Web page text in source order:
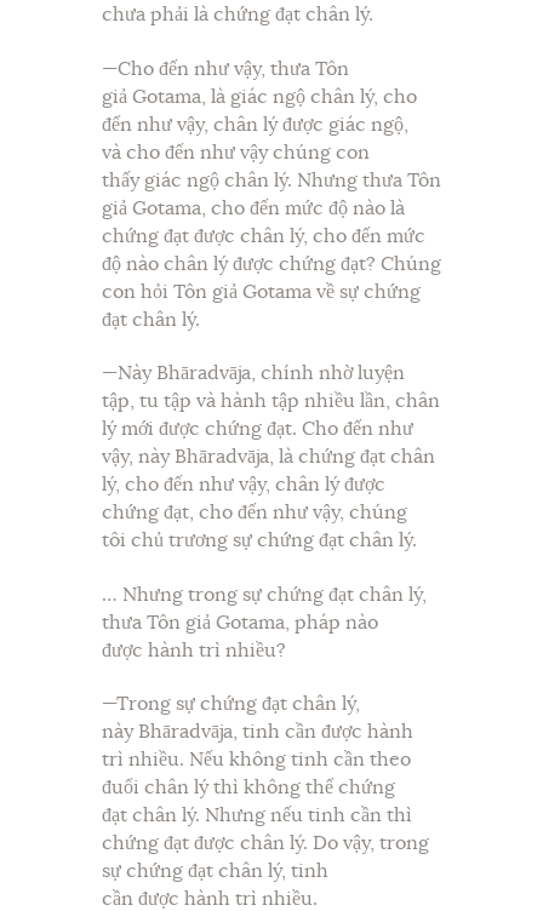
chưa phải là chứng đạt chân lý.
—Cho đến như vậy, thưa Tôn
giả Gotama, là giác ngộ chân lý, cho
đến như vậy, chân lý được giác ngộ,
và cho đến như vậy chúng con
thấy giác ngộ chân lý. Nhưng thưa Tôn
giả Gotama, cho đến mức độ nào là
chứng đạt được chân lý, cho đến mức
độ nào chân lý được chứng đạt? Chúng
con hỏi Tôn giả Gotama về sự chứng
đạt chân lý.
—Này Bhāradvāja, chính nhờ luyện
tập, tu tập và hành tập nhiều lần, chân
lý mới được chứng đạt. Cho đến như
vậy, này Bhāradvāja, là chứng đạt chân
lý, cho đến như vậy, chân lý được
chứng đạt, cho đến như vậy, chúng
tôi chủ trương sự chứng đạt chân lý.
… Nhưng trong sự chứng đạt chân lý,
thưa Tôn giả Gotama, pháp nào
được hành trì nhiều?
—Trong sự chứng đạt chân lý,
này Bhāradvāja, tinh cần được hành
trì nhiều. Nếu không tinh cần theo
đuổi chân lý thì không thể chứng
đạt chân lý. Nhưng nếu tinh cần thì
chứng đạt được chân lý. Do vậy, trong
sự chứng đạt chân lý, tinh
cần được hành trì nhiều.